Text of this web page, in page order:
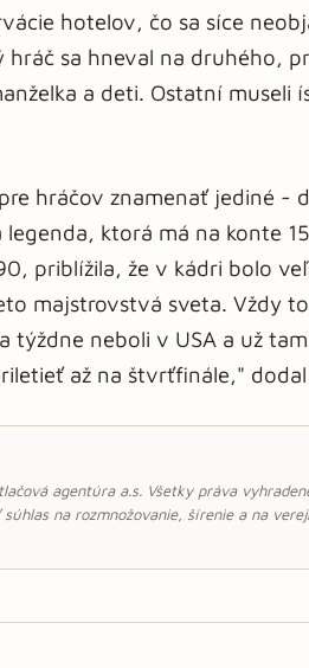
hotelov, čo sa síce
sa hneval na druhého,
a deti. Ostatní museli
hráčov znamenať jediné -
ktorá má na konte
priblížila, že v kádri bolo
majstrovstvá sveta. Vždy
týždne neboli v USA a už
až na štvrťfinále,"
agentúra a.s. Všetky práva
na rozmnožovanie, šírenie a na